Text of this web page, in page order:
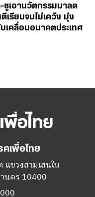
ชูเอานวัตกรรมมาลด
เรียนจบไม่เคว้ง มุ่ง
เคลื่อนอนาคตประเทศ
เพื่อไทย
แขวงสามเสนใน
นคร 10400